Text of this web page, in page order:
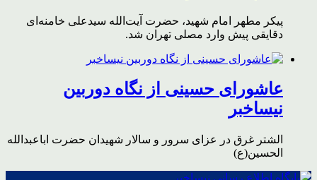
پیکر مطهر امام شهید،‌ حضرت آیت‌الله سیدعلی خامنه‌ای
دقایقی پیش وارد مصلی تهران شد.
عاشورای حسینی از نگاه دوربین
نیساخبر
الشتر غرق در عزای سرور و سالار شهیدان حضرت اباعبدالله
الحسین(ع)